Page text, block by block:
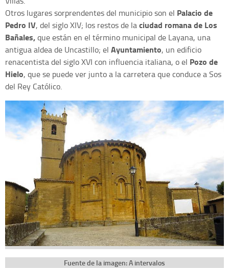
Otros lugares sorprendentes del municipio son el Palacio de
Pedro IV, del siglo XIV; los restos de laciudad romana de Los
Bañales,que están en el término municipal de Layana, una
antigua aldea de Uncastillo; el Ayuntamiento, un edificio
renacentista del siglo XVI con influencia italiana, o el Pozo de
Hielo, que se puede ver junto a la carretera que conduce a Sos
del Rey Católico.
Fuente de la imagen: A intervalos